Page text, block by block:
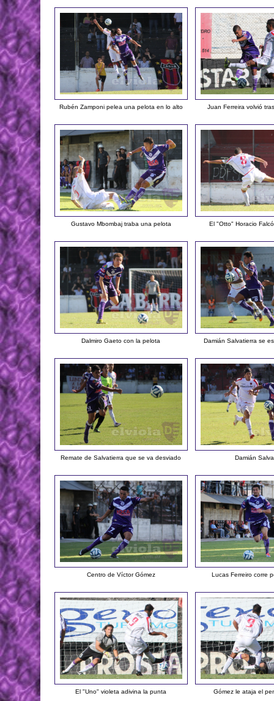
Rubén Zamponi pelea una pelota en lo alto Juan Ferreira volvió
Gustavo Mbombaj traba una pelota El "Otto" Horacio
Dalmiro Gaeto con la pelota Damián Salvatierra se
Remate de Salvatierra que se va desviado Damián
Centro de Víctor Gómez Lucas Ferreiro corre
El "Uno" violeta adivina la punta Gómez le ataja el